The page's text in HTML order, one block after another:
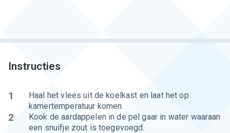
Instructies
1
Haal het vlees uit de koelkast en laat het op
kamertemperatuur komen.
2
Kook de aardappelen in de pel gaar in water waaraan
een snuifje zout is toegevoegd.